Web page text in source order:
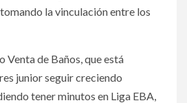
la vinculación entre los
de Baños, que está
junior seguir creciendo
tener minutos en Liga EBA,